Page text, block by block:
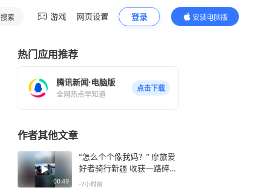
搜索 游戏 网页设置 登录
安装电脑版
内容更精彩
热门应用推荐
腾讯新闻·电脑版
全网热点早知道
点击下载
作者其他文章
00:49
“怎么个个像我妈？” 摩旅爱
好者骑行新疆 收获一路碎碎
念
-7小时前